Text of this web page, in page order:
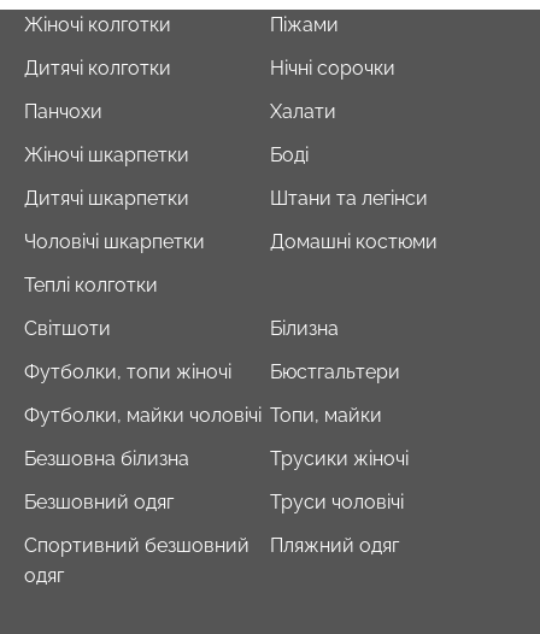
Жіночі колготки
Дитячі колготки
Панчохи
Жіночі шкарпетки
Дитячі шкарпетки
Чоловічі шкарпетки
Теплі колготки
Піжами
Нічні сорочки
Халати
Боді
Штани та легінси
Домашні костюми
Світшоти
Футболки, топи жіночі
Футболки, майки чоловічі
Безшовна білизна
Безшовний одяг
Спортивний безшовний
одяг
Білизна
Бюстгальтери
Топи, майки
Трусики жіночі
Труси чоловічі
Пляжний одяг